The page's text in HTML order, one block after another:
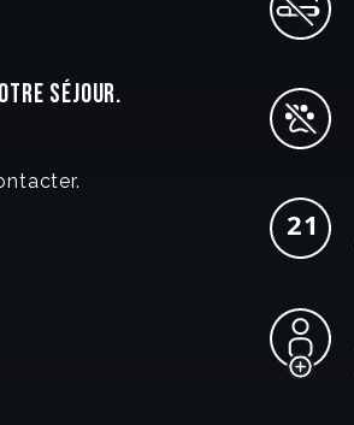
SÉJOUR.